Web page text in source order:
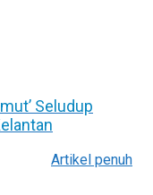
Seludup
Artikel penuh